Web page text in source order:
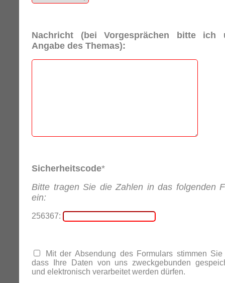
Nachricht (bei Vorgesprächen bitte ich
Angabe des Themas):
Sicherheitscode*
Bitte tragen Sie die Zahlen in das folgenden
ein:
256367:
Mit der Absendung des Formulars stimmen Sie
dass Ihre Daten von uns zweckgebunden
und elektronisch verarbeitet werden dürfen.